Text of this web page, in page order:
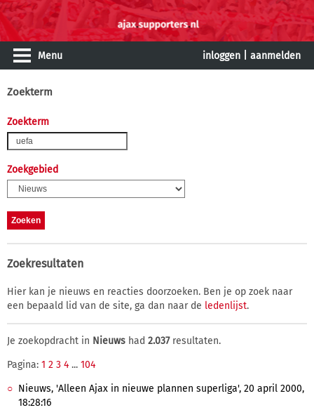
Menu inloggen aanmelden
Zoekterm
Zoekterm
Zoekgebied
Zoekresultaten
Hier kan je nieuws en reacties doorzoeken. Ben je op zoek naar
een bepaald lid van de site, ga dan naar de ledenlijst.
Je zoekopdracht in Nieuws had 2.037resultaten.
Pagina: 1 2 3 4 ... 104
Nieuws, 'Alleen Ajax in nieuwe plannen superliga', 20 april 2000,
18:28:16